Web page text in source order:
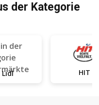
der Kategorie
Lidl HIT